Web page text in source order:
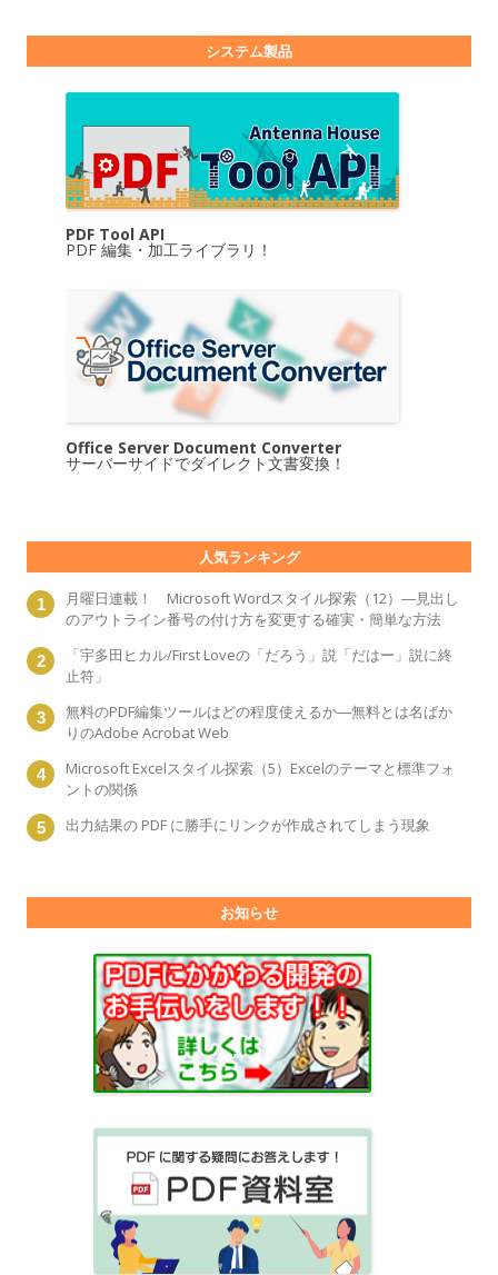
システム製品
PDF Tool API
PDF 編集・加工ライブラリ！
Office Server Document Converter
サーバーサイドでダイレクト文書変換！
人気ランキング
月曜日連載！ Microsoft Wordスタイル探索（12）―見出し
のアウトライン番号の付け方を変更する確実・簡単な方法
「宇多田ヒカル/First Loveの「だろう」説「だはー」説に終
止符」
無料のPDF編集ツールはどの程度使えるか―無料とは名ばか
りのAdobe Acrobat Web
Microsoft Excelスタイル探索（5）Excelのテーマと標準フォ
ントの関係
出力結果の PDF に勝手にリンクが作成されてしまう現象
お知らせ